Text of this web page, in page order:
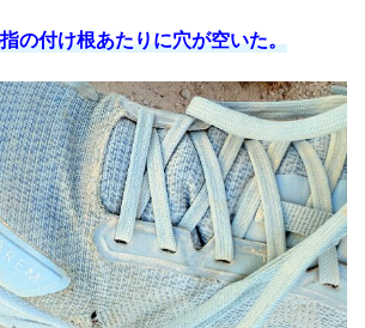
の付け根あたりに穴が空いた。